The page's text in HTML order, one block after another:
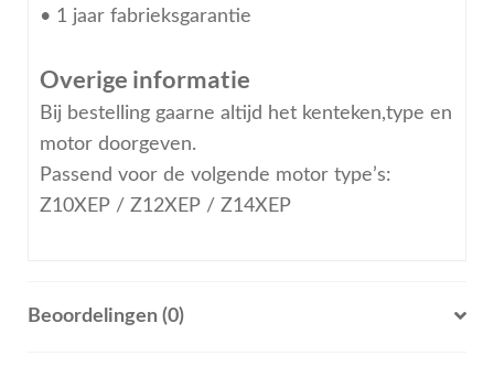
• 1 jaar fabrieksgarantie
Overige informatie
Bij bestelling gaarne altijd het kenteken,type en
motor doorgeven.
Passend voor de volgende motor type’s:
Z10XEP / Z12XEP / Z14XEP
Beoordelingen (0)